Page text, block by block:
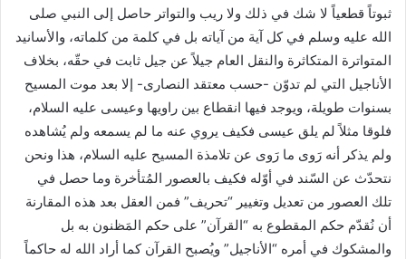
ثبوتاً قطعياً لا شك في ذلك ولا ريب والتواتر حاصل إلى النبي صلى
الله عليه وسلم في كل آية من آياته بل في كلمة من كلماته، والأسانيد
المتواترة المتكاثرة والنقل العام جيلاً عن جيل ثابت في حقّه، بخلاف
الأناجيل التي لم تدوّن -حسب معتقد النصارى- إلا بعد موت المسيح
بسنوات طويلة، ويوجد فيها انقطاع بين راويها وعيسى عليه السلام،
فلوقا مثلاً لم يلق عيسى فكيف يروي عنه ما لم يسمعه ولم يُشاهده
ولم يذكر أنه رَوى ما رَوى عن تلامذة المسيح عليه السلام، هذا ونحن
نتحدّث عن السّند في أوّله فكيف بالعصور المُتأخرة وما حصل في
تلك العصور من تعديل وتغيير “تحريف” فمن العقل بعد هذه المقارنة
أن نُقدّم حكم المقطوع به “القرآن” على حكم المَظنون به بل
والمشكوك في أمره “الأناجيل” ويُصبح القرآن كما أراد الله له حاكماً